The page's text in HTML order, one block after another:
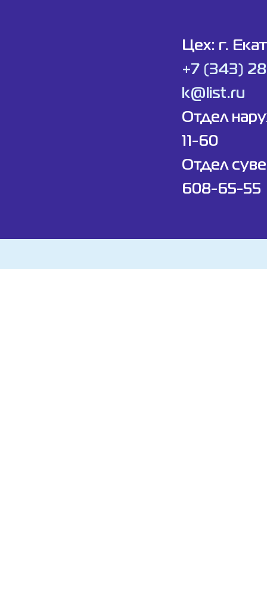
Цех: г.
+7 (343)
k@list.ru
Отдел
11-60
Отдел
608-65-55